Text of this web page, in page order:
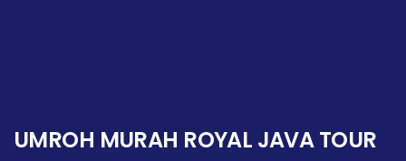
UMROH MURAH ROYAL JAVA TOUR